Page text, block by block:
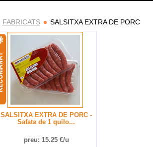
FABRICATS SALSITXA EXTRA DE PORC
SALSITXA EXTRA DE PORC -
Safata de 1 quilo...
preu: 15.25 €/u